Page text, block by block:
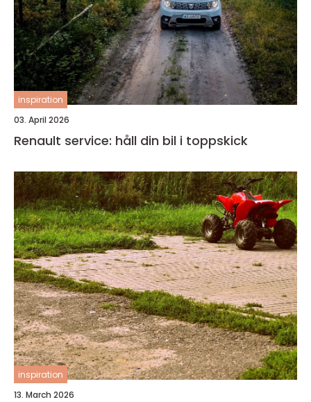
inspiration
03. April 2026
Renault service: håll din bil i toppskick
inspiration
13. March 2026